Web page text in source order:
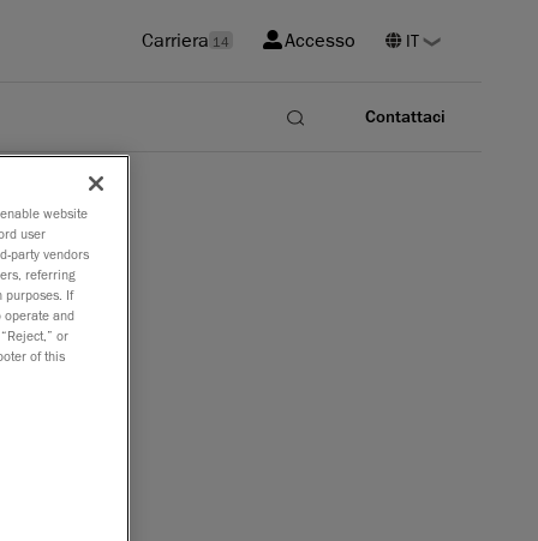
Carriera 14 Accesso
Contattaci
rapporto
website
user
party vendors
referring
purposes. If
operate and
or
of this